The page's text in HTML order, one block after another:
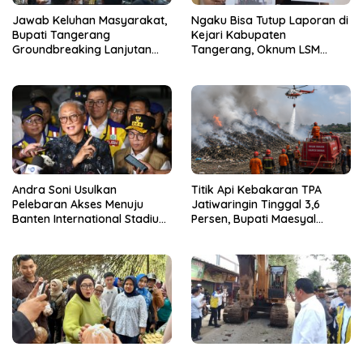
Jawab Keluhan Masyarakat,
Bupati Tangerang
Groundbreaking Lanjutan
Ngaku Bisa Tutup Laporan di
Kejari Kabupaten
Tangerang, Oknum LSM
Andra Soni Usulkan
Pelebaran Akses Menuju
Banten International Stadium,
Titik Api Kebakaran TPA
Jatiwaringin Tinggal 3,6
Persen, Bupati Maesyal